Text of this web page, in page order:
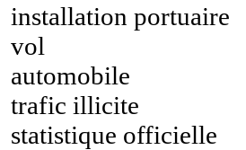
installation portuaire
vol
automobile
trafic illicite
statistique officielle